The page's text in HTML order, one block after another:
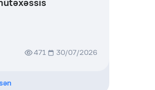
471 30/07/2026